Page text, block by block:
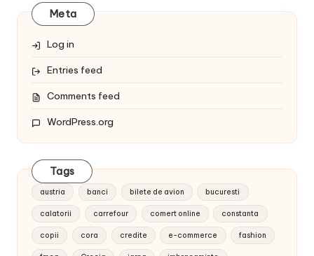
Meta
Log in
Entries feed
Comments feed
WordPress.org
Tags
austria banci bilete de avion bucuresti
calatorii carrefour comert online constanta
copii cora credite e-commerce fashion